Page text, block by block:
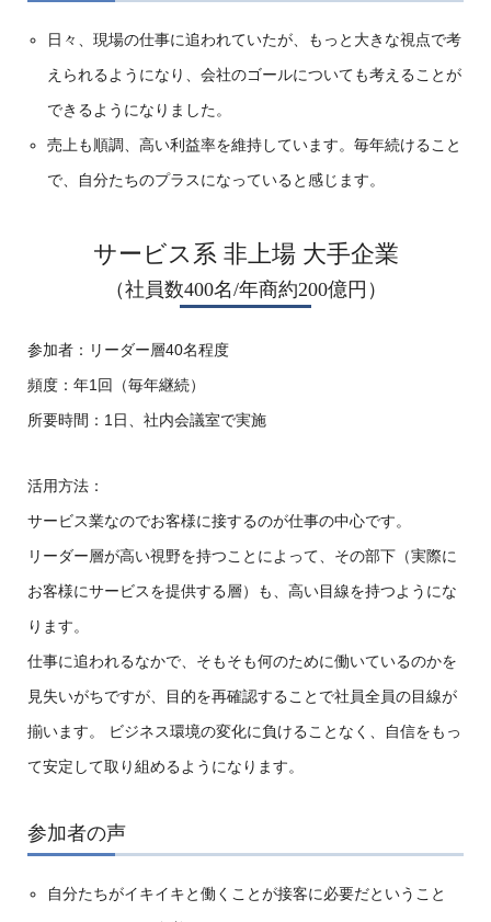
日々、現場の仕事に追われていたが、もっと大きな視点で考
えられるようになり、会社のゴールについても考えることが
できるようになりました。
売上も順調、高い利益率を維持しています。毎年続けること
で、自分たちのプラスになっていると感じます。
サービス系 非上場 大手企業
（社員数400名/年商約200億円）
参加者：リーダー層40名程度
頻度：年1回（毎年継続）
所要時間：1日、社内会議室で実施
活用方法：
サービス業なのでお客様に接するのが仕事の中心です。
リーダー層が高い視野を持つことによって、その部下（実際に
お客様にサービスを提供する層）も、高い目線を持つようにな
ります。
仕事に追われるなかで、そもそも何のために働いているのかを
見失いがちですが、目的を再確認することで社員全員の目線が
揃います。 ビジネス環境の変化に負けることなく、自信をもっ
て安定して取り組めるようになります。
参加者の声
自分たちがイキイキと働くことが接客に必要だということ